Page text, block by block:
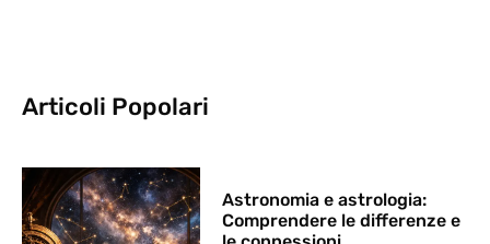
Articoli Popolari
Astronomia e astrologia:
Comprendere le differenze e